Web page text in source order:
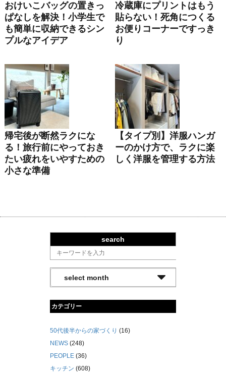
おけいこバッグの置きっ
ぱなしを解決！小学生で
も簡単に収納できるシン
プルなアイデア
冷蔵庫にプリントはもう
貼らない！死角につくる
お便りコーナーですっき
り
帰宅後が断然ラクにな
る！旅行前にやっておき
たい疲れをいやすための
小さな準備
【タイプ別】洋服ハンガ
ーのかけ方で、ラクに楽
しく洋服を管理する方法
search
カテゴリー
50代後半からの家づくり (16)
NEWS (248)
PEOPLE (36)
キッチン (608)